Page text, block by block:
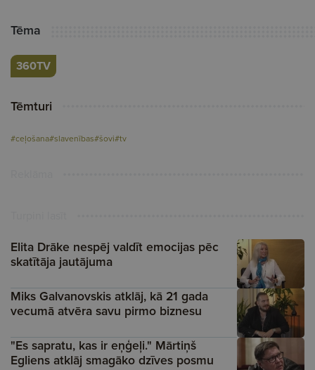
Tēma
360TV
Tēmturi
#ceļošana#slavenības#šovi#tv
Elita Drāke nespēj valdīt emocijas pēc
skatītāja jautājuma
Miks Galvanovskis atklāj, kā 21 gada
vecumā atvēra savu pirmo biznesu
"Es sapratu, kas ir eņģeļi." Mārtiņš
Egliens atklāj smagāko dzīves posmu